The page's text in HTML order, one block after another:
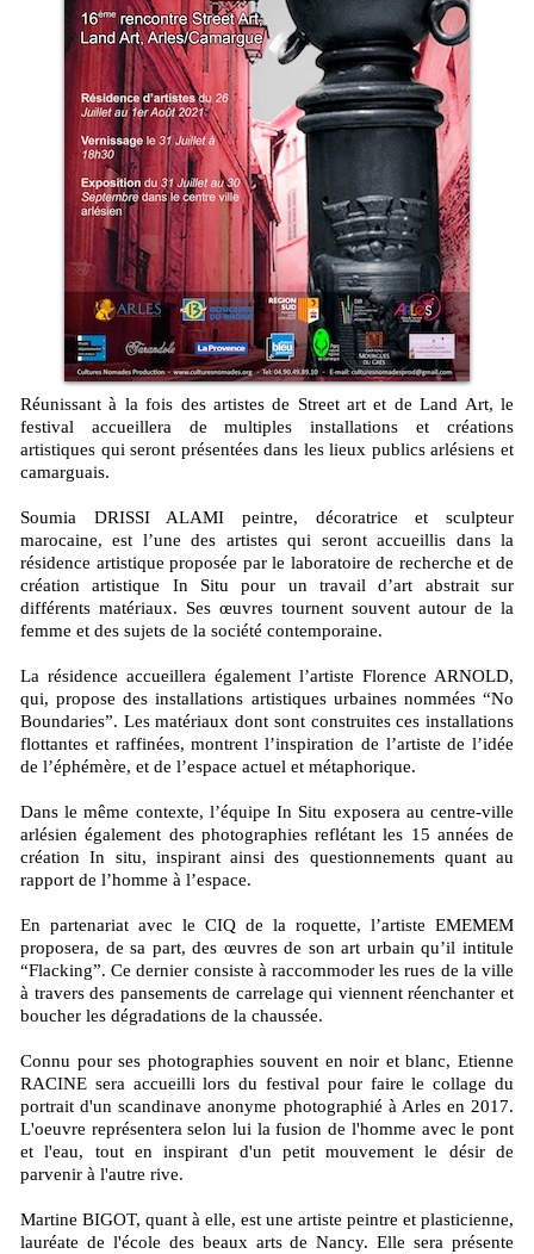
Réunissant à la fois des artistes de Street art et de Land Art, le
festival accueillera de multiples installations et créations
artistiques qui seront présentées dans les lieux publics arlésiens et
camarguais.
Soumia DRISSI ALAMI peintre, décoratrice et sculpteur
marocaine, est l’une des artistes qui seront accueillis dans la
résidence artistique proposée par le laboratoire de recherche et de
création artistique In Situ pour un travail d’art abstrait sur
différents matériaux. Ses œuvres tournent souvent autour de la
femme et des sujets de la société contemporaine.
La résidence accueillera également l’artiste Florence ARNOLD,
qui, propose des installations artistiques urbaines nommées “No
Boundaries”. Les matériaux dont sont construites ces installations
flottantes et raffinées, montrent l’inspiration de l’artiste de l’idée
de l’éphémère, et de l’espace actuel et métaphorique.
Dans le même contexte, l’équipe In Situ exposera au centre-ville
arlésien également des photographies reflétant les 15 années de
création In situ, inspirant ainsi des questionnements quant au
rapport de l’homme à l’espace.
En partenariat avec le CIQ de la roquette, l’artiste EMEMEM
proposera, de sa part, des œuvres de son art urbain qu’il intitule
“Flacking”. Ce dernier consiste à raccommoder les rues de la ville
à travers des pansements de carrelage qui viennent réenchanter et
boucher les dégradations de la chaussée.
Connu pour ses photographies souvent en noir et blanc, Etienne
RACINE sera accueilli lors du festival pour faire le collage du
portrait d'un scandinave anonyme photographié à Arles en 2017.
L'oeuvre représentera selon lui la fusion de l'homme avec le pont
et l'eau, tout en inspirant d'un petit mouvement le désir de
parvenir à l'autre rive.
Martine BIGOT, quant à elle, est une artiste peintre et plasticienne,
lauréate de l'école des beaux arts de Nancy. Elle sera présente